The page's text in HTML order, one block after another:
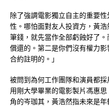
除了強調電影獨立自主的重要
性。哪怕面對友人投資方，黃
筆錢，就先當作全部虧蝕好了
償還的。第二是你們沒有權力
合約註明的。」
被問到為何工作團隊和演員都
用剛大學畢業的電影製片馮惠
角的岑珈其，黃浩然指未來是